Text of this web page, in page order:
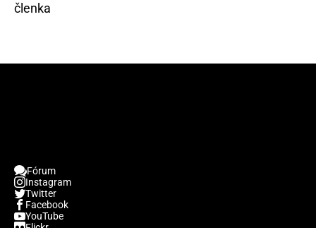
členka
Fórum
Instagram
Twitter
Facebook
YouTube